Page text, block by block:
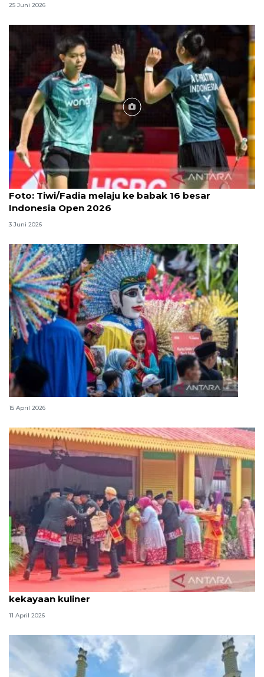
25 Juni 2026
Foto
Foto: Tiwi/Fadia melaju ke babak 16 besar
Indonesia Open 2026
3 Juni 2026
Lebaran Betawi, harmoni tradisi dan kota global
15 April 2026
Tradisi hantaran Lebaran Betawi simbol bakti dan
kekayaan kuliner
11 April 2026